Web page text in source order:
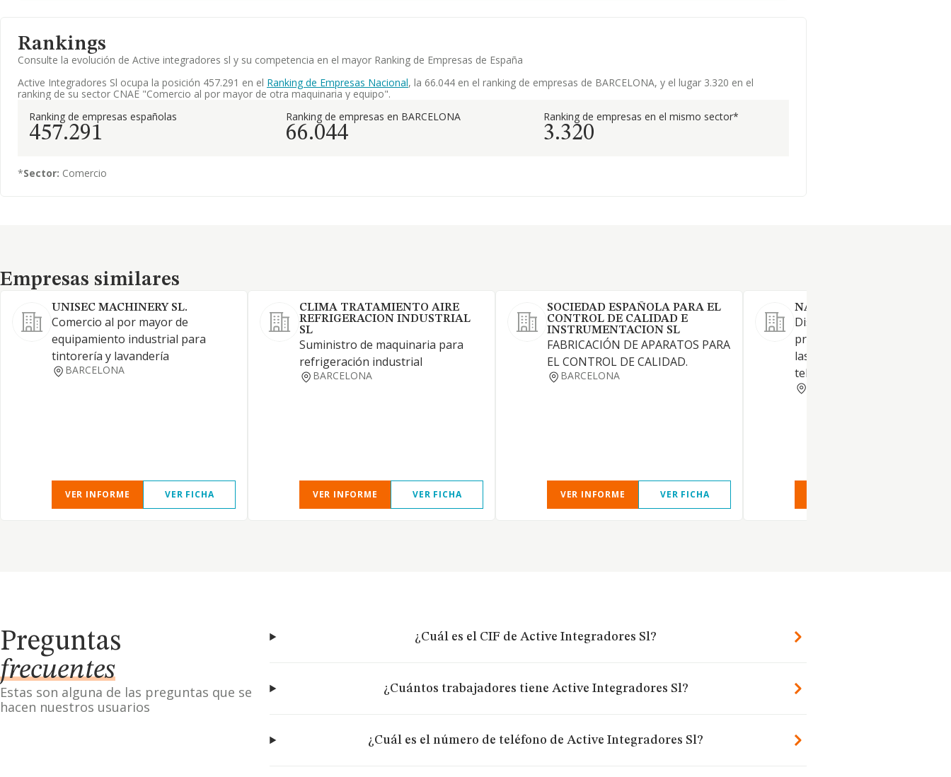
Rankings
Consulte la evolución de Active integradores sl y su competencia en el mayor Ranking de Empresas de España
Active Integradores Sl ocupa la posición 457.291 en el Ranking de Empresas Nacional, la 66.044 en el ranking de empresas de BARCELONA, y el lugar 3.320 en el
ranking de su sector CNAE "Comercio al por mayor de otra maquinaria y equipo".
Ranking de empresas españolas
457.291
Ranking de empresas en BARCELONA
66.044
Ranking de empresas en el mismo sector*
3.320
*Sector: Comercio
Empresas similares
Empresas similares
UNISEC MACHINERY SL.
Comercio al por mayor de
equipamiento industrial para
tintorería y lavandería
BARCELONA
VER INFORME VER FICHA
CLIMA TRATAMIENTO AIRE
REFRIGERACION INDUSTRIAL
SL
Suministro de maquinaria para
refrigeración industrial
BARCELONA
VER INFORME VER FICHA
SOCIEDAD ESPAÑOLA PARA EL
CONTROL DE CALIDAD E
INSTRUMENTACION SL
FABRICACIÓN DE APARATOS PARA
EL CONTROL DE CALIDAD.
BARCELONA
VER INFORME VER FICHA
NAPOLEON ARMENGOL SL
Diseño y distribución de
productos para proteger y
las instalaciones eléctricas y
telecomunicación.
Preguntas
frecuentes
Estas son alguna de las preguntas que se
hacen nuestros usuarios
¿Cuál es el CIF de Active Integradores Sl?
¿Cuántos trabajadores tiene Active Integradores Sl?
¿Cuál es el número de teléfono de Active Integradores Sl?